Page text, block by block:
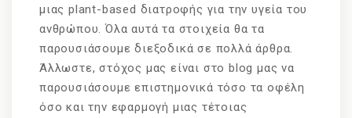
μιας plant-based διατροφής για την υγεία του
ανθρώπου. Όλα αυτά τα στοιχεία θα τα
παρουσιάσουμε διεξοδικά σε πολλά άρθρα.
Άλλωστε, στόχος μας είναι στο blog μας να
παρουσιάσουμε επιστημονικά τόσο τα οφέλη
όσο και την εφαρμογή μιας τέτοιας